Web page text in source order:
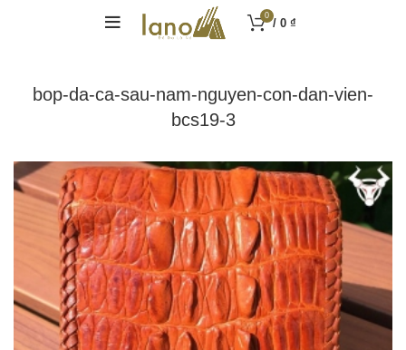
0
/ 0 ₫
bop-da-ca-sau-nam-nguyen-con-dan-vien-
bcs19-3